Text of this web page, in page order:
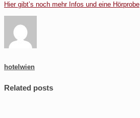
Hier gibt’s noch mehr Infos und eine Hörprobe
hotelwien
Related posts